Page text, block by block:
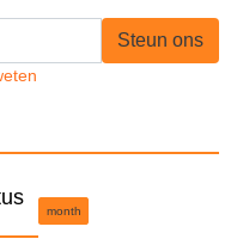
Steun ons
month